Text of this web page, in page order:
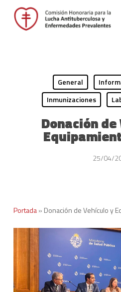
General
Inmunizaciones
Donación
25/04/
Portada» Donación de Vehículo y